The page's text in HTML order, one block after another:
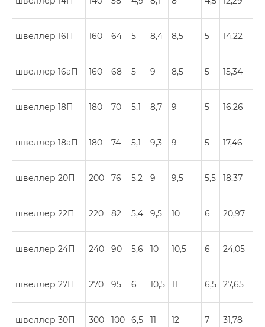
швеллер 16П 160 64 5 8,4 8,5 5 14,22
швеллер 16аП 160 68 5 9 8,5 5 15,34
швеллер 18П 180 70 5,1 8,7 9 5 16,26
швеллер 18аП 180 74 5,1 9,3 9 5 17,46
швеллер 20П 200 76 5,2 9 9,5 5,5 18,37
швеллер 22П 220 82 5,4 9,5 10 6 20,97
швеллер 24П 240 90 5,6 10 10,5 6 24,05
швеллер 27П 270 95 6 10,5 11 6,5 27,65
швеллер 30П 300 100 6,5 11 12 7 31,78